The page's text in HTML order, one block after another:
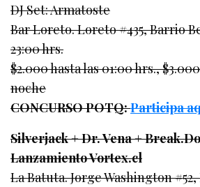
DJ Set: Armatoste
Bar Loreto. Loreto #435, Barrio
23:00 hrs.
$2.000 hasta las 01:00 hrs.,
noche
CONCURSO POTQ:Participa
Silverjack + Dr. Vena +
Lanzamiento Vortex.cl
La Batuta. Jorge Washington